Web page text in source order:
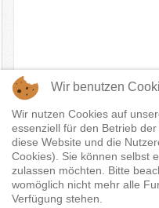
Vorheriger Beitrag: 1.
Nächster Beitrag: 1.
Wir benutzen
Wir nutzen Cookies auf
essenziell für den Betrieb
diese Website und die
Cookies). Sie können selbst
zulassen möchten. Bitte
womöglich nicht mehr alle
Verfügung stehen.